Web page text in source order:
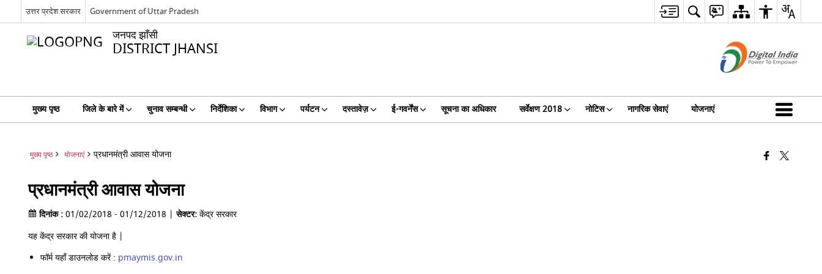
उत्तर प्रदेश सरकार Government of Uttar Pradesh
जनपद झाँसी
DISTRICT JHANSI
मुख्य पृष्ठ जिले के बारे में चुनाव सम्बन्धी निर्देशिका विभाग पर्यटन दस्तावेज़ ई-गवर्नेंस सूचना का अधिकार सर्वेक्षण 2018 नोटिस नागरिक सेवाएं योजनाएं
मुख्य पृष्ठ योजनाएं प्रधानमंत्री आवास योजना
प्रधानमंत्री आवास योजना
दिनांक :01/02/2018 - 01/12/2018 |सेक्टर:केंद्र सरकार
यह केंद्र सरकार की योजना है |
फॉर्म यहाँ डाउनलोड करें : pmaymis.gov.in